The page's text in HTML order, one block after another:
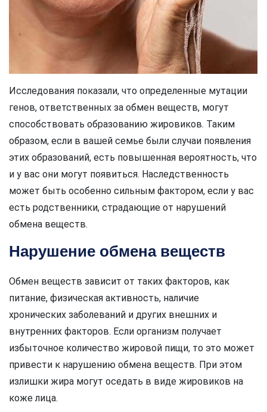
Исследования показали, что определенные мутации
генов, ответственных за обмен веществ, могут
способствовать образованию жировиков. Таким
образом, если в вашей семье были случаи появления
этих образований, есть повышенная вероятность, что
и у вас они могут появиться. Наследственность
может быть особенно сильным фактором, если у вас
есть родственники, страдающие от нарушений
обмена веществ.
Нарушение обмена веществ
Обмен веществ зависит от таких факторов, как
питание, физическая активность, наличие
хронических заболеваний и других внешних и
внутренних факторов. Если организм получает
избыточное количество жировой пищи, то это может
привести к нарушению обмена веществ. При этом
излишки жира могут оседать в виде жировиков на
коже лица.